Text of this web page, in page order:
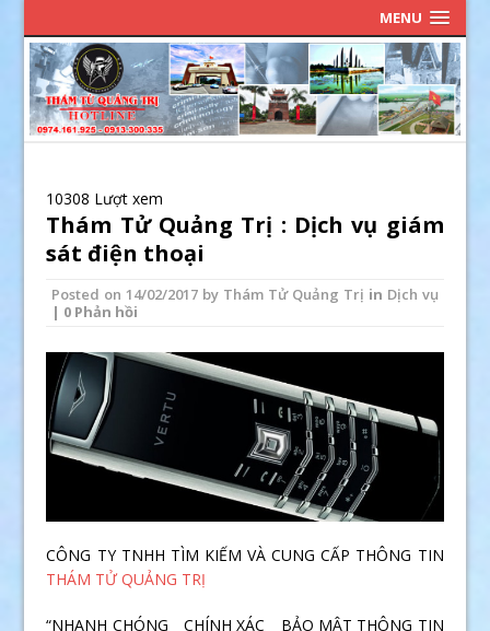
MENU
10308 Lượt xem
Thám Tử Quảng Trị : Dịch vụ giám
sát điện thoại
Posted on 14/02/2017 by Thám Tử Quảng Trị in Dịch vụ
| 0 Phản hồi
CÔNG TY TNHH TÌM KIẾM VÀ CUNG CẤP THÔNG TIN
THÁM TỬ QUẢNG TRỊ
“NHANH CHÓNG _ CHÍNH XÁC _ BẢO MẬT THÔNG TIN